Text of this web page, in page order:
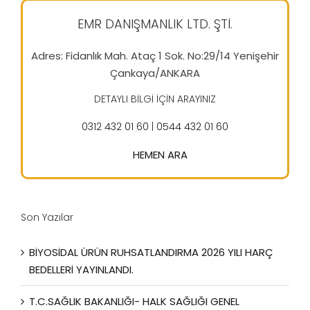
EMR DANIŞMANLIK LTD. ŞTİ.
Adres: Fidanlık Mah. Ataç 1 Sok. No:29/14 Yenişehir
Çankaya/ANKARA
DETAYLI BİLGİ İÇİN ARAYINIZ
0312 432 01 60 | 0544 432 01 60
HEMEN ARA
Son Yazılar
BİYOSİDAL ÜRÜN RUHSATLANDIRMA 2026 YILI HARÇ
BEDELLERİ YAYINLANDI.
T.C.SAĞLIK BAKANLIĞI- HALK SAĞLIĞI GENEL